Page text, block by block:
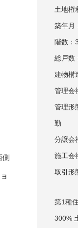
土地権
築年月
階数：
総戸数
建物構
管理会
管理形
勤
分譲会
施工会
取引形
第1種
300%
側